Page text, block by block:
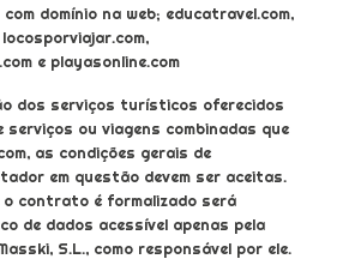
domínio na web; educatravel.com,
e playasonline.com
dos serviços turísticos oferecidos
ou viagens combinadas que
as condições gerais de
em questão devem ser aceitas.
o contrato é formalizado será
de dados acessível apenas pela
S.L., como responsável por ele.